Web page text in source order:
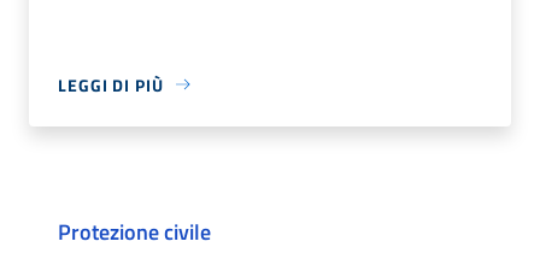
LEGGI DI PIÙ
Protezione civile